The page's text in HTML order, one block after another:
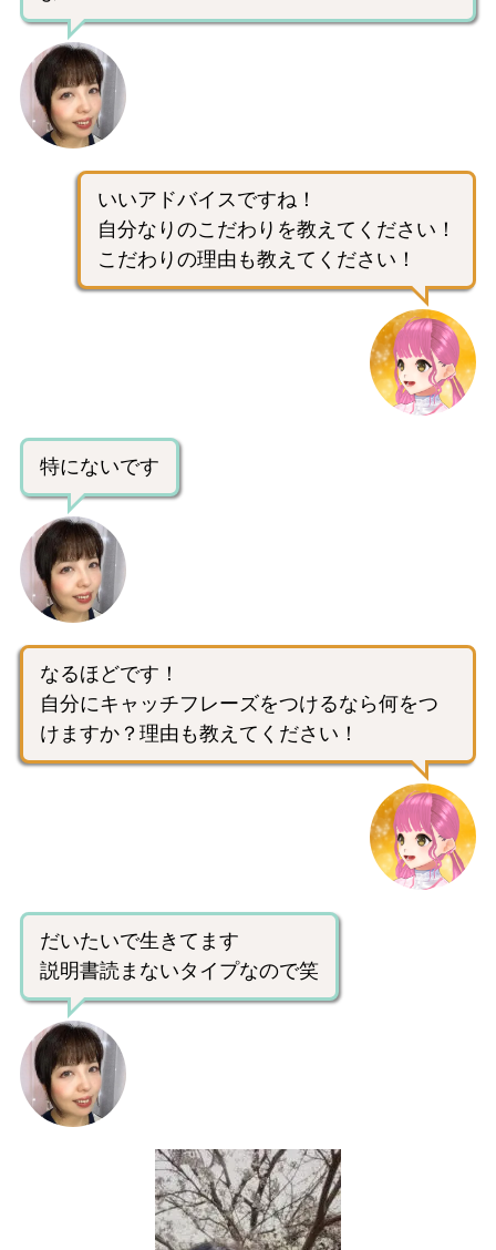
いいアドバイスですね！
自分なりのこだわりを教えてください！
こだわりの理由も教えてください！
特にないです
なるほどです！
自分にキャッチフレーズをつけるなら何をつ
けますか？理由も教えてください！
だいたいで生きてます
説明書読まないタイプなので笑